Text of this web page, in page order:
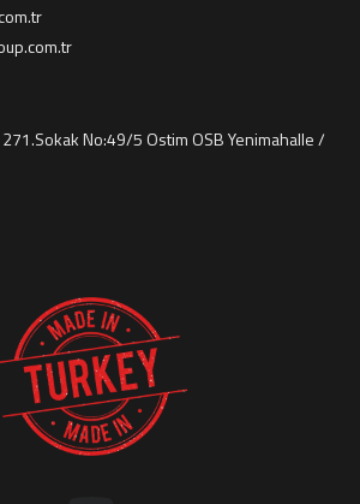
No:49/5 Ostim OSB Yenimahalle /